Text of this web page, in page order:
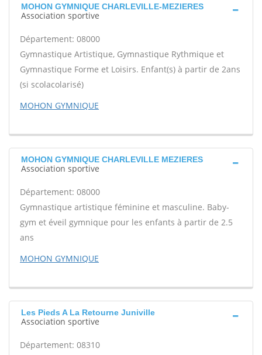
MOHON GYMNIQUE CHARLEVILLE-MEZIERES
Association sportive
Département: 08000
Gymnastique Artistique, Gymnastique Rythmique et
Gymnastique Forme et Loisirs. Enfant(s) à partir de 2ans
(si scolacolarisé)
MOHON GYMNIQUE
MOHON GYMNIQUE CHARLEVILLE MEZIERES
Association sportive
Département: 08000
Gymnastique artistique féminine et masculine. Baby-
gym et éveil gymnique pour les enfants à partir de 2.5
ans
MOHON GYMNIQUE
Les Pieds A La Retourne Juniville
Association sportive
Département: 08310